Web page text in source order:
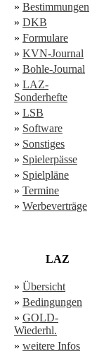
» Bestimmungen
» DKB
» Formulare
» KVN-Journal
» Bohle-Journal
» LAZ-
Sonderhefte
» LSB
» Software
» Sonstiges
» Spielerpässe
» Spielpläne
» Termine
» Werbeverträge
LAZ
» Übersicht
» Bedingungen
» GOLD-
Wiederhl.
» weitere Infos